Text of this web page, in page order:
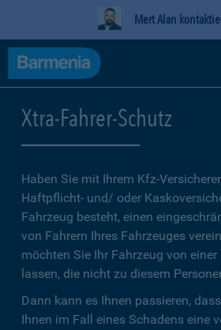
Mert Alan
Xtra-Fahrer-Schutz
Haben Sie mit Ihrem Kfz-
Haftpflicht- und/ oder
Fahrzeug besteht, einen
von Fahrern Ihres Fahrzeuges
möchten Sie Ihr Fahrzeug von
lassen, die nicht zu diesem
Dann kann es Ihnen passieren,
Ihnen im Fall eines Schadens eine